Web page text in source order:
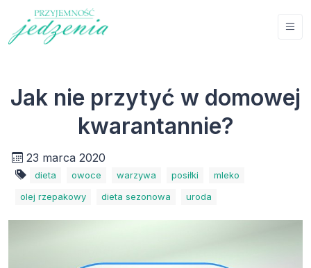
Jak nie przytyć w domowej
kwarantannie?
23 marca 2020
dieta owoce warzywa posiłki
mleko
olej rzepakowy
dieta sezonowa uroda